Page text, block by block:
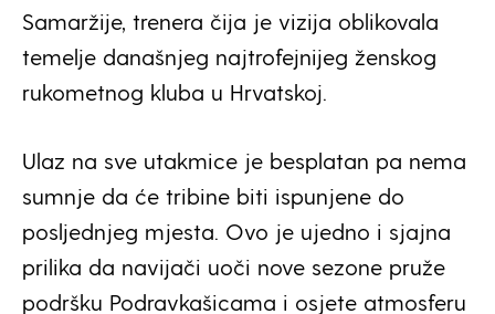
Samaržije, trenera čija je vizija oblikovala
temelje današnjeg najtrofejnijeg ženskog
rukometnog kluba u Hrvatskoj.
Ulaz na sve utakmice je besplatan pa nema
sumnje da će tribine biti ispunjene do
posljednjeg mjesta. Ovo je ujedno i sjajna
prilika da navijači uoči nove sezone pruže
podršku Podravkašicama i osjete atmosferu